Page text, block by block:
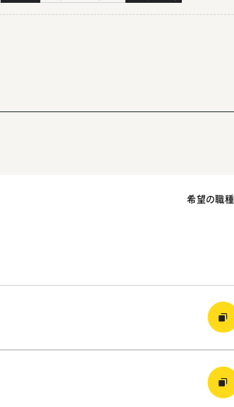
希望の職